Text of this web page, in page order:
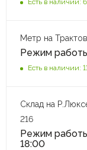
Метр на
Режим
Есть в наличии:
Склад на
216
Режим
18:00